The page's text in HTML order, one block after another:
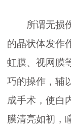
所谓无损
的晶状体发作
虹膜、视网膜
巧的操作，辅
成手术，使白
膜清亮如初，